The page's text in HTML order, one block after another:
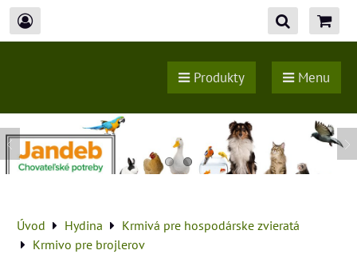
Produkty Menu
Úvod Hydina
Krmivá pre hospodárske zvieratá
Krmivo pre brojlerov